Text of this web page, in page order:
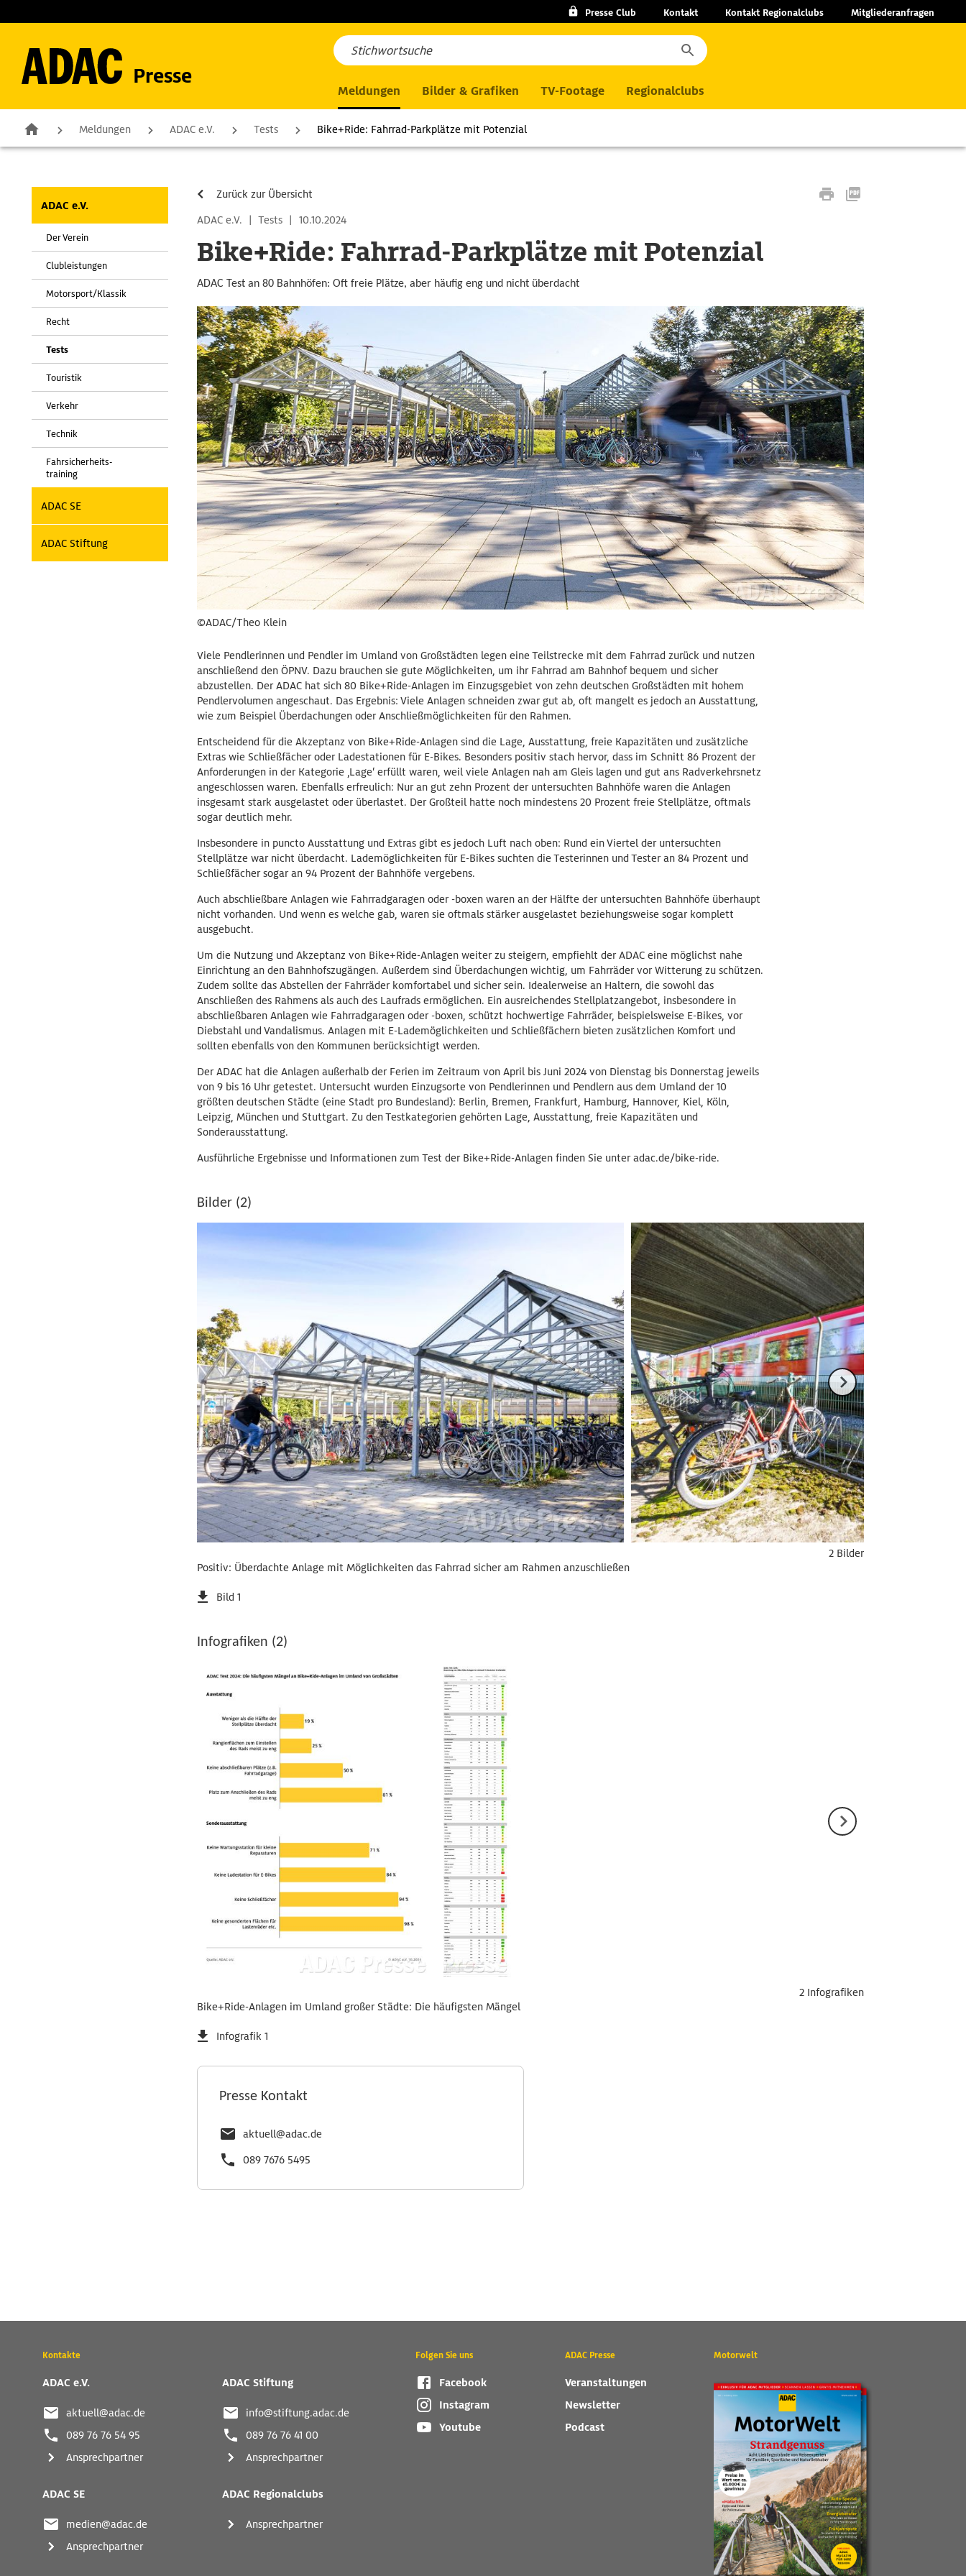
Presse Club Kontakt Kontakt Regionalclubs Mitgliederanfragen
Presse
Meldungen Bilder & Grafiken TV-Footage Regionalclubs
Meldungen ADAC e.V. Tests Bike+Ride: Fahrrad-Parkplätze mit Potenzial
ADAC e.V.
Der Verein
Clubleistungen
Motorsport/Klassik
Recht
Tests
Touristik
Verkehr
Technik
Fahrsicherheits-
training
ADAC SE
ADAC Stiftung
Zurück zur Übersicht
ADAC e.V.
| Tests | 10.10.2024
Bike+Ride: Fahrrad-Parkplätze mit Potenzial
ADAC Test an 80 Bahnhöfen: Oft freie Plätze, aber häufig eng und nicht überdacht
©ADAC/Theo Klein
Viele Pendlerinnen und Pendler im Umland von Großstädten legen eine Teilstrecke mit dem Fahrrad zurück und nutzen
anschließend den ÖPNV. Dazu brauchen sie gute Möglichkeiten, um ihr Fahrrad am Bahnhof bequem und sicher
abzustellen. Der ADAC hat sich 80 Bike+Ride-Anlagen im Einzugsgebiet von zehn deutschen Großstädten mit hohem
Pendlervolumen angeschaut. Das Ergebnis: Viele Anlagen schneiden zwar gut ab, oft mangelt es jedoch an Ausstattung,
wie zum Beispiel Überdachungen oder Anschließmöglichkeiten für den Rahmen.
Entscheidend für die Akzeptanz von Bike+Ride-Anlagen sind die Lage, Ausstattung, freie Kapazitäten und zusätzliche
Extras wie Schließfächer oder Ladestationen für E-Bikes. Besonders positiv stach hervor, dass im Schnitt 86 Prozent der
Anforderungen in der Kategorie ‚Lage‘ erfüllt waren, weil viele Anlagen nah am Gleis lagen und gut ans Radverkehrsnetz
angeschlossen waren. Ebenfalls erfreulich: Nur an gut zehn Prozent der untersuchten Bahnhöfe waren die Anlagen
insgesamt stark ausgelastet oder überlastet. Der Großteil hatte noch mindestens 20 Prozent freie Stellplätze, oftmals
sogar deutlich mehr.
Insbesondere in puncto Ausstattung und Extras gibt es jedoch Luft nach oben: Rund ein Viertel der untersuchten
Stellplätze war nicht überdacht. Lademöglichkeiten für E-Bikes suchten die Testerinnen und Tester an 84 Prozent und
Schließfächer sogar an 94 Prozent der Bahnhöfe vergebens.
Auch abschließbare Anlagen wie Fahrradgaragen oder -boxen waren an der Hälfte der untersuchten Bahnhöfe überhaupt
nicht vorhanden. Und wenn es welche gab, waren sie oftmals stärker ausgelastet beziehungsweise sogar komplett
ausgebucht.
Um die Nutzung und Akzeptanz von Bike+Ride-Anlagen weiter zu steigern, empfiehlt der ADAC eine möglichst nahe
Einrichtung an den Bahnhofszugängen. Außerdem sind Überdachungen wichtig, um Fahrräder vor Witterung zu schützen.
Zudem sollte das Abstellen der Fahrräder komfortabel und sicher sein. Idealerweise an Haltern, die sowohl das
Anschließen des Rahmens als auch des Laufrads ermöglichen. Ein ausreichendes Stellplatzangebot, insbesondere in
abschließbaren Anlagen wie Fahrradgaragen oder -boxen, schützt hochwertige Fahrräder, beispielsweise E-Bikes, vor
Diebstahl und Vandalismus. Anlagen mit E-Lademöglichkeiten und Schließfächern bieten zusätzlichen Komfort und
sollten ebenfalls von den Kommunen berücksichtigt werden.
Der ADAC hat die Anlagen außerhalb der Ferien im Zeitraum von April bis Juni 2024 von Dienstag bis Donnerstag jeweils
von 9 bis 16 Uhr getestet. Untersucht wurden Einzugsorte von Pendlerinnen und Pendlern aus dem Umland der 10
größten deutschen Städte (eine Stadt pro Bundesland): Berlin, Bremen, Frankfurt, Hamburg, Hannover, Kiel, Köln,
Leipzig, München und Stuttgart. Zu den Testkategorien gehörten Lage, Ausstattung, freie Kapazitäten und
Sonderausstattung.
Ausführliche Ergebnisse und Informationen zum Test der Bike+Ride-Anlagen finden Sie unter adac.de/bike-ride.
Bilder (2)
Positiv: Überdachte Anlage mit Möglichkeiten das Fahrrad sicher am Rahmen anzuschließen
Bild 1
2 Bilder
Infografiken (2)
Bike+Ride-Anlagen im Umland großer Städte: Die häufigsten Mängel
Infografik 1
2 Infografiken
Presse Kontakt
aktuell@adac.de
089 7676 5495
Wichtige
und
Links
Kontakte
ADAC e.V.
aktuell@adac.de
089 76 76 54 95
Ansprechpartner
ADAC Stiftung
info@stiftung.adac.de
089 76 76 41 00
Ansprechpartner
ADAC SE
medien@adac.de
Ansprechpartner
ADAC Regionalclubs
Ansprechpartner
Folgen Sie uns
Facebook
Instagram
Youtube
ADAC Presse
Veranstaltungen
Newsletter
Podcast
Motorwelt